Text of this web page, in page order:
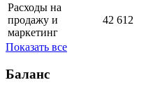
Расходы на
продажу и
маркетинг
42 612
Показать все
Баланс